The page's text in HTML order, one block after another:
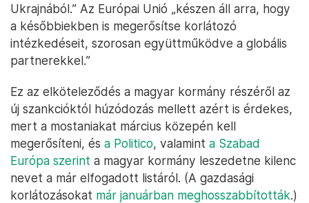
Ukrajnából.” Az Európai Unió „készen áll arra, hogy
a későbbiekben is megerősítse korlátozó
intézkedéseit, szorosan együttműködve a globális
partnerekkel.”
Ez az elköteleződés a magyar kormány részéről az
új szankcióktól húzódozás mellett azért is érdekes,
mert a mostaniakat március közepén kell
megerősíteni, és a Politico, valamint a Szabad
Európa szerint a magyar kormány leszedetne kilenc
nevet a már elfogadott listáról. (A gazdasági
korlátozásokat már januárban meghosszabbították.)